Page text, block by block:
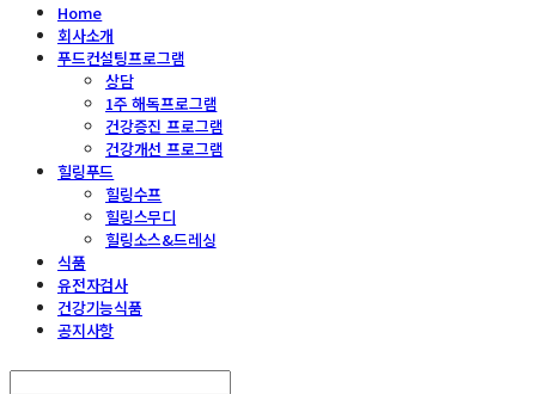
Home
회사소개
푸드컨설팅프로그램
상담
1주 해독프로그램
건강증진 프로그램
건강개선 프로그램
힐링푸드
힐링수프
힐링스무디
힐링소스&드레싱
식품
유전자검사
건강기능식품
공지사항